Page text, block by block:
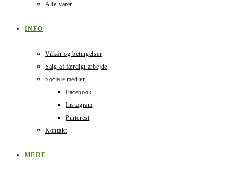
Alle varer
INFO
Vilkår og betingelser
Salg af færdigt arbejde
Sociale medier
Facebook
Instagram
Pinterest
Kontakt
MERE